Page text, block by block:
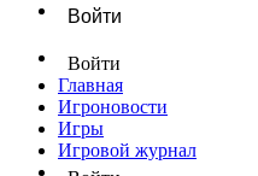
Войти
Войти
Главная
Игроновости
Игры
Игровой журнал